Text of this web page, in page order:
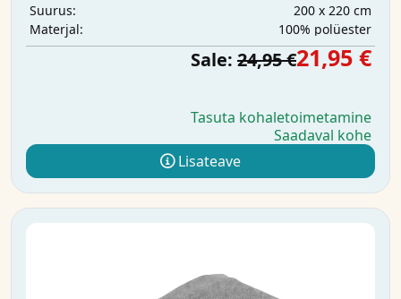
Suurus:
200 x 220 cm
Materjal:
100% polüester
Sale: 24,95 €21,95 €
Tasuta kohaletoimetamine
Saadaval kohe
Lisateave